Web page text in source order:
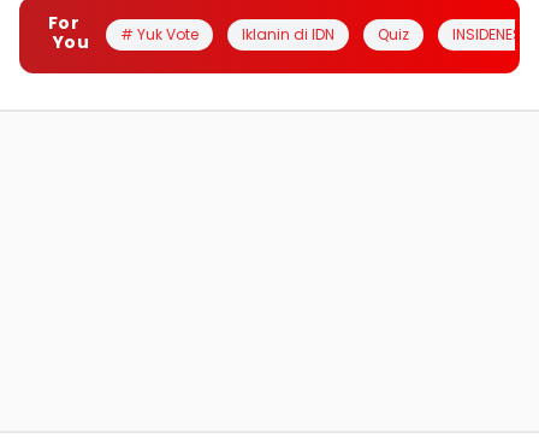
For
You
# Yuk Vote Iklanin di IDN Quiz INSIDENESIA